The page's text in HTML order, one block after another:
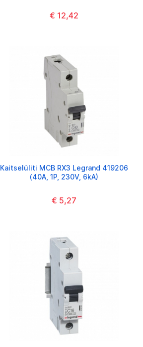
€ 12,42
Kaitselüliti MCB RX3 Legrand 419206
(40A, 1P, 230V, 6kA)
€ 5,27